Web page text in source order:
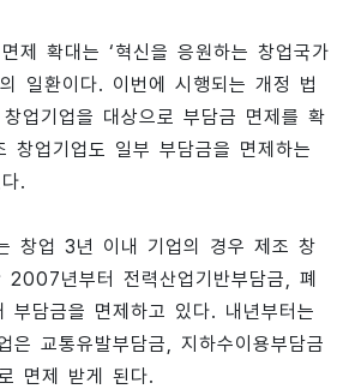
제 확대는 ‘혁신을 응원하는 창업국가
일환이다. 이번에 시행되는 개정 법
업기업을 대상으로 부담금 면제를 확
창업기업도 일부 부담금을 면제하는
.
창업 3년 이내 기업의 경우 제조 창
년부터 전력산업기반부담금, 폐
부담금을 면제하고 있다. 내년부터는
은 교통유발부담금, 지하수이용부담금
면제 받게 된다.